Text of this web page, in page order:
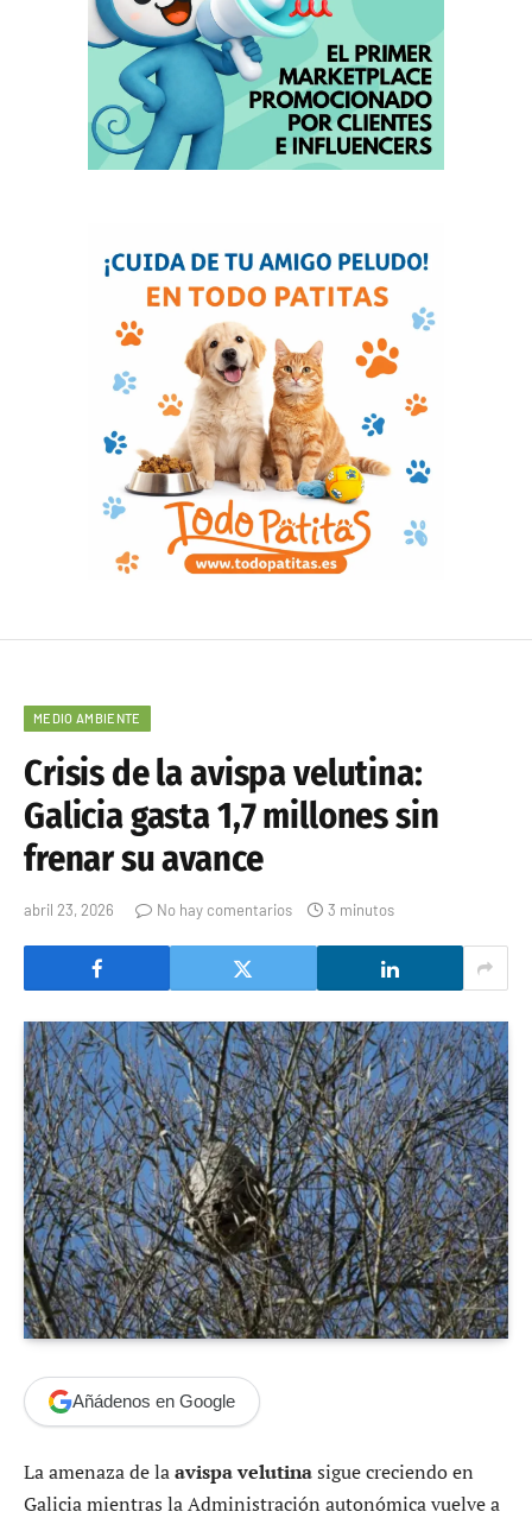
MEDIO AMBIENTE
Crisis de la avispa velutina:
Galicia gasta 1,7 millones sin
frenar su avance
abril 23, 2026 No hay comentarios 3 minutos
Añádenos en Google
La amenaza de laavispa velutinasigue creciendo en
Galicia mientras la Administración autonómica vuelve a